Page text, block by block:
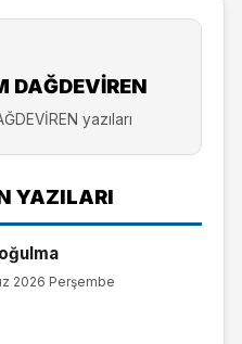
DAĞDEVİREN
yazıları
YAZILARI
2026 Perşembe